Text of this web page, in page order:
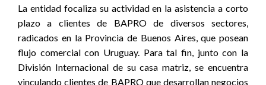
La entidad focaliza su actividad en la asistencia a corto
plazo a clientes de BAPRO de diversos sectores,
radicados en la Provincia de Buenos Aires, que posean
flujo comercial con Uruguay. Para tal fin, junto con la
División Internacional de su casa matriz, se encuentra
vinculando clientes de BAPRO que desarrollan negocios